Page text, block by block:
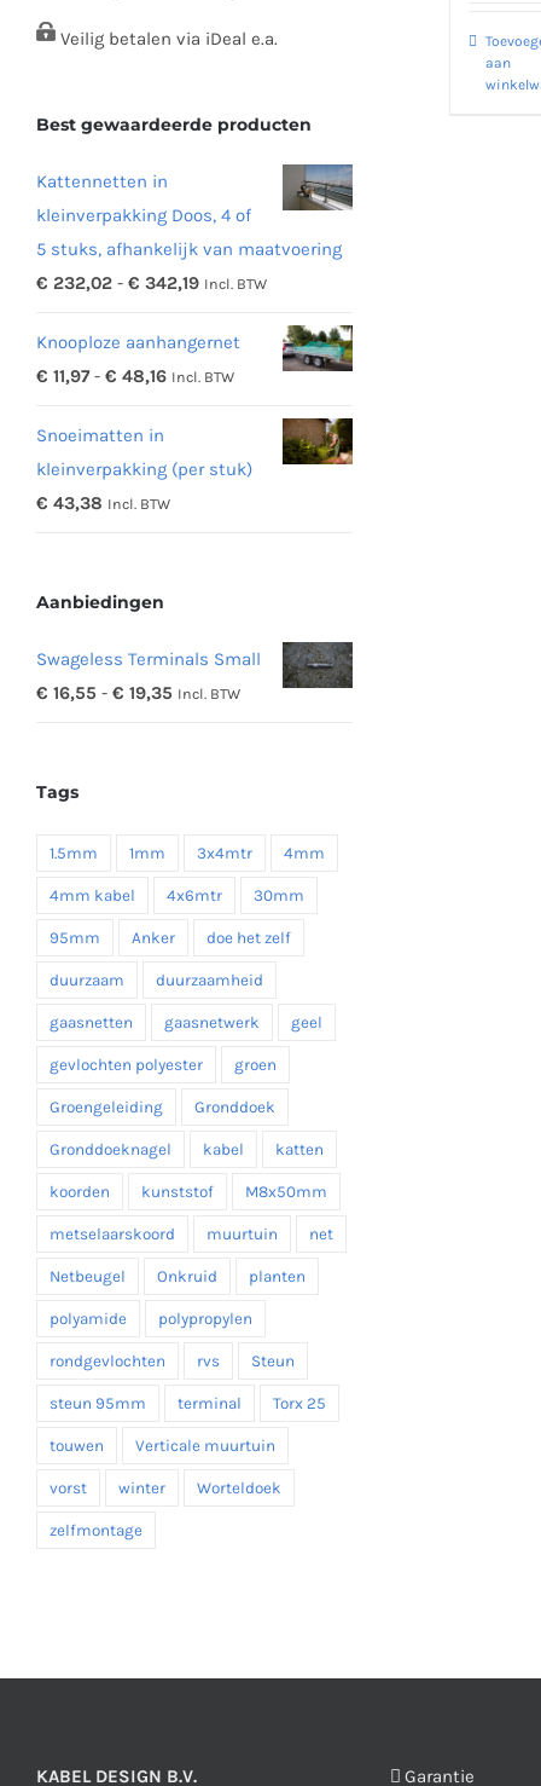
aan
Veilig betalen via iDeal e.a.
Best gewaardeerde producten
Kattennetten in
kleinverpakking Doos, 4 of
5 stuks, afhankelijk van maatvoering
€ 232,02 - € 342,19Prijsklasse:
tot
€ 342,19
Incl. BTW
Knooploze aanhangernet
€ 11,97 - € 48,16Prijsklasse:
€ 48,16
Incl. BTW
Snoeimatten in
kleinverpakking (per stuk)
€ 43,38 Incl. BTW
Aanbiedingen
Swageless Terminals Small
€ 16,55 - € 19,35 Prijsklasse:
Incl. BTW
Tags
1.5mm 1mm 3x4mtr 4mm
4mm kabel 4x6mtr 30mm
95mm Anker doe het zelf
duurzaam duurzaamheid
gaasnetten gaasnetwerk geel
gevlochten polyester groen
Groengeleiding Gronddoek
Gronddoeknagel kabel katten
koorden kunststof M8x50mm
metselaarskoord muurtuin net
Netbeugel Onkruid planten
polyamide polypropylen
rondgevlochten rvs Steun
steun 95mm terminal Torx 25
touwen Verticale muurtuin
vorst winter Worteldoek
zelfmontage
KABEL DESIGN B.V. Garantie